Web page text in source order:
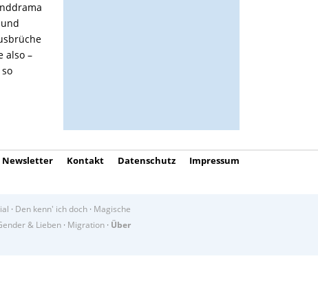
also –
Newsletter Kontakt Datenschutz Impressum
· Den kenn' ich doch · Magische
& Lieben· Migration· Über